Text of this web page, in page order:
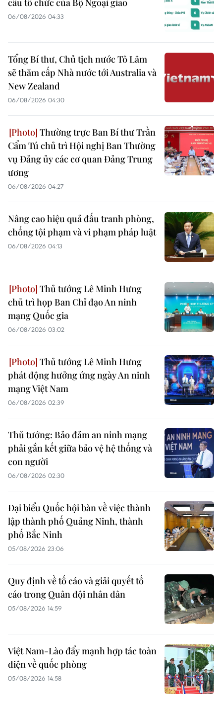
06/08/2026 04:33
Tổng Bí thư, Chủ tịch nước Tô Lâm
sẽ thăm cấp Nhà nước tới Australia và
New Zealand
06/08/2026 04:30
Thường trực Ban Bí thư Trần
Cẩm Tú chủ trì Hội nghị Ban Thường
vụ Đảng ủy các cơ quan Đảng Trung
ương
06/08/2026 04:27
Nâng cao hiệu quả đấu tranh phòng,
chống tội phạm và vi phạm pháp luật
06/08/2026 04:13
Thủ tướng Lê Minh Hưng
chủ trì họp Ban Chỉ đạo An ninh
mạng Quốc gia
06/08/2026 03:02
Thủ tướng Lê Minh Hưng
phát động hưởng ứng ngày An ninh
mạng Việt Nam
06/08/2026 02:39
Thủ tướng: Bảo đảm an ninh mạng
phải gắn kết giữa bảo vệ hệ thống và
con người
06/08/2026 02:30
Đại biểu Quốc hội bàn về việc thành
lập thành phố Quảng Ninh, thành
phố Bắc Ninh
05/08/2026 23:06
Quy định về tố cáo và giải quyết tố
cáo trong Quân đội nhân dân
05/08/2026 14:59
Việt Nam-Lào đẩy mạnh hợp tác toàn
diện về quốc phòng
05/08/2026 14:58